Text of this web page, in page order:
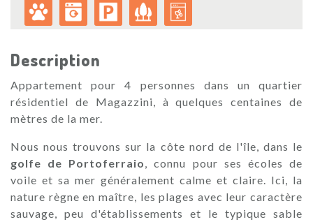
Description
Appartement pour 4 personnes dans un quartier
résidentiel de Magazzini, à quelques centaines de
mètres de la mer.
Nous nous trouvons sur la côte nord de l'île, dans le
golfe de Portoferraio
, connu pour ses écoles de
voile et sa mer généralement calme et claire. Ici, la
nature règne en maître, les plages avec leur caractère
sauvage, peu d'établissements et le typique sable